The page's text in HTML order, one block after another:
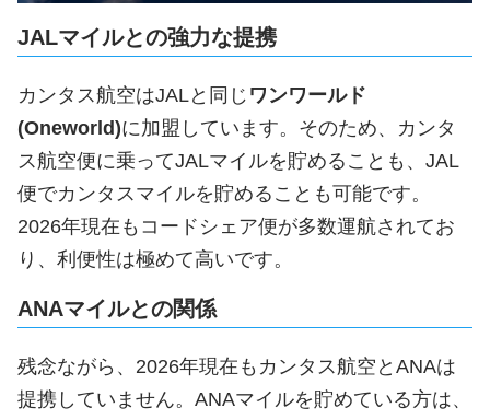
JALマイルとの強力な提携
カンタス航空はJALと同じ ワンワールド
(Oneworld)に加盟しています。そのため、カンタ
ス航空便に乗ってJALマイルを貯めることも、JAL
便でカンタスマイルを貯めることも可能です。
2026年現在もコードシェア便が多数運航されてお
り、利便性は極めて高いです。
ANAマイルとの関係
残念ながら、2026年現在もカンタス航空とANAは
提携していません。ANAマイルを貯めている方は、